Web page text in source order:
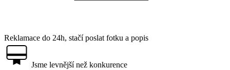
Reklamace do 24h, stačí poslat fotku a popis
Jsme levnější než konkurence